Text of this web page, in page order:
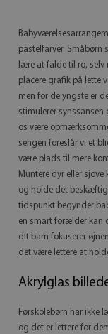
pastelfarver. Småbørn
lære at falde til ro,
placere grafik på lette
men for de yngste er
stimulerer
os være
sengen foreslår vi et
være plads til mere
Muntere dyr eller
og holde det
tidspunkt begynder
en smart forælder kan
dit barn fokuserer
det være lettere at
Akrylglas
Førskolebørn har ikke
og det er lettere for